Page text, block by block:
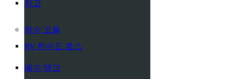
차고
하수 오물
RV 하수도 호스
폐수 탱크